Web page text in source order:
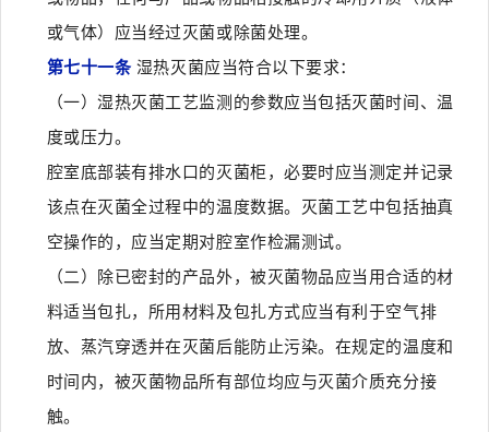
或气体）应当经过灭菌或除菌处理。
第七十一条湿热灭菌应当符合以下要求：
（一）湿热灭菌工艺监测的参数应当包括灭菌时间、温
度或压力。
腔室底部装有排水口的灭菌柜，必要时应当测定并记录
该点在灭菌全过程中的温度数据。灭菌工艺中包括抽真
空操作的，应当定期对腔室作检漏测试。
（二）除已密封的产品外，被灭菌物品应当用合适的材
料适当包扎，所用材料及包扎方式应当有利于空气排
放、蒸汽穿透并在灭菌后能防止污染。在规定的温度和
时间内，被灭菌物品所有部位均应与灭菌介质充分接
触。